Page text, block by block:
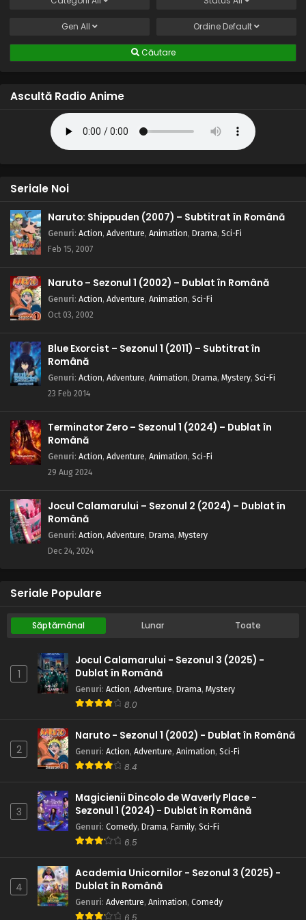
Gen All Ordine Default
Căutare
Ascultă Radio Anime
Seriale Noi
Naruto: Shippuden (2007) – Subtitrat în Română
Genuri: Action, Adventure, Animation, Drama, Sci-Fi
Feb 15, 2007
Naruto – Sezonul 1 (2002) – Dublat în Română
Genuri: Action, Adventure, Animation, Sci-Fi
Oct 03, 2002
Blue Exorcist – Sezonul 1 (2011) – Subtitrat în
Română
Genuri: Action, Adventure, Animation, Drama, Mystery, Sci-Fi
23 Feb 2014
Terminator Zero – Sezonul 1 (2024) – Dublat în
Română
Genuri: Action, Adventure, Animation, Sci-Fi
29 Aug 2024
Jocul Calamarului – Sezonul 2 (2024) – Dublat în
Română
Genuri: Action, Adventure, Drama, Mystery
Dec 24, 2024
Seriale Populare
Săptămânal Lunar Toate
1
Jocul Calamarului - Sezonul 3 (2025) -
Dublat în Română
Genuri: Action, Adventure, Drama, Mystery
8.0
2
Naruto - Sezonul 1 (2002) - Dublat în Română
Genuri: Action, Adventure, Animation, Sci-Fi
8.4
3
Magicienii Dincolo de Waverly Place -
Sezonul 1 (2024) - Dublat în Română
Genuri: Comedy, Drama, Family, Sci-Fi
6.5
4
Academia Unicornilor - Sezonul 3 (2025) -
Dublat în Română
Genuri: Adventure, Animation, Comedy